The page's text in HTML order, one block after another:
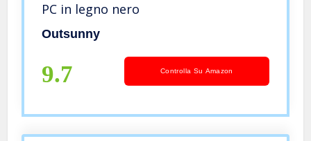
PC in legno nero
Outsunny
9.7 Controlla Su Amazon